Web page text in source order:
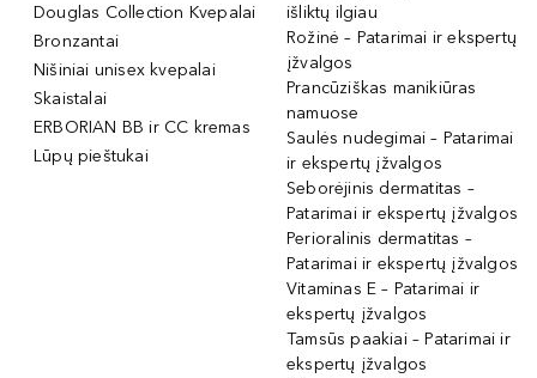
Douglas Collection Kvepalai
Bronzantai
Nišiniai unisex kvepalai
Skaistalai
ERBORIAN BB ir CC kremas
Lūpų pieštukai
išliktų ilgiau
Rožinė – Patarimai ir ekspertų
įžvalgos
Prancūziškas manikiūras
namuose
Saulės nudegimai – Patarimai
ir ekspertų įžvalgos
Seborėjinis dermatitas –
Patarimai ir ekspertų įžvalgos
Perioralinis dermatitas –
Patarimai ir ekspertų įžvalgos
Vitaminas E – Patarimai ir
ekspertų įžvalgos
Tamsūs paakiai – Patarimai ir
ekspertų įžvalgos